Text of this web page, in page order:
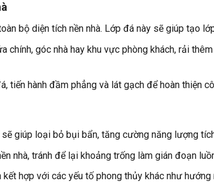
bộ diện tích nền nhà. Lớp đá này sẽ giúp tạo
chính, góc nhà hay khu vực phòng khách, rải
tiến hành đầm phẳng và lát gạch để hoàn thiện
giúp loại bỏ bụi bẩn, tăng cường năng lượng
nhà, tránh để lại khoảng trống làm gián đoạn
hợp với các yếu tố phong thủy khác như